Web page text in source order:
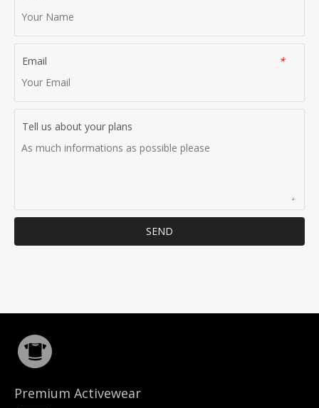
*
Email
Tell us about your plans
SEND
Premium Activewear